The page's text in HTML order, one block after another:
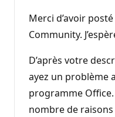
Merci d’avoir
Community.
D’après votre
ayez un problème
programme
nombre de